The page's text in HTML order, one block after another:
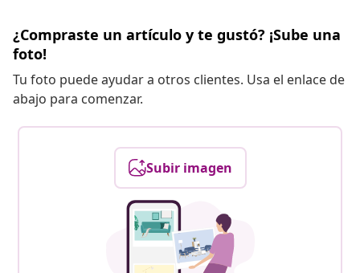
¿Compraste un artículo y te gustó? ¡Sube una
foto!
Tu foto puede ayudar a otros clientes. Usa el enlace de
abajo para comenzar.
Subir imagen